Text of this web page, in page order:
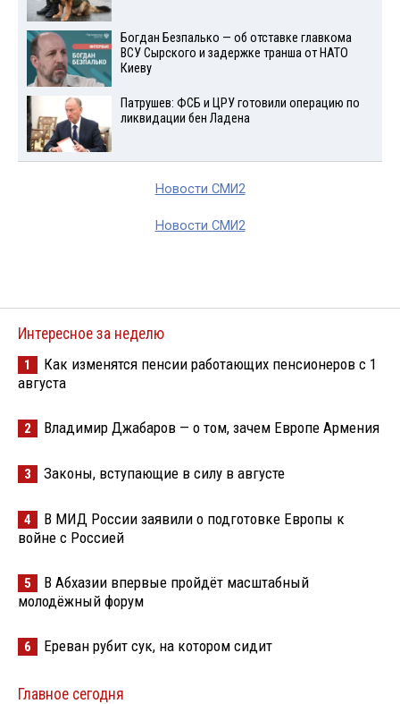
Богдан Безпалько — об отставке главкома
ВСУ Сырского и задержке транша от НАТО
Киеву
Патрушев: ФСБ и ЦРУ готовили операцию по
ликвидации бен Ладена
Новости СМИ2
Новости СМИ2
Интересное за неделю
1
Как изменятся пенсии работающих пенсионеров с 1
августа
2 Владимир Джабаров — о том, зачем Европе Армения
3 Законы, вступающие в силу в августе
4
В МИД России заявили о подготовке Европы к
войне с Россией
5
В Абхазии впервые пройдёт масштабный
молодёжный форум
6 Ереван рубит сук, на котором сидит
Главное сегодня